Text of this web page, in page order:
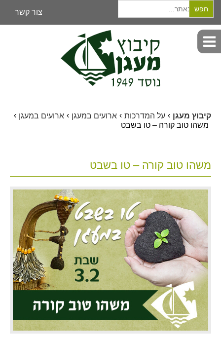
צור קשר
Search
for:
קיבוץ מעגן › על המדרכות › ארועים במעגן › ארועים במעגן ›
משהו טוב קורה – טו בשבט
משהו טוב קורה – טו בשבט